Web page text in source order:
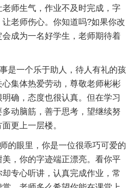
师生气，作业不及时完成，字
老师伤心。你知道吗?如果你改
成为一名好学生，老师期待着
是一个乐于助人，待人有礼的孩
集体热爱劳动，尊敬老师彬彬
确，态度也很认真。但在学习
动脑筋，善于思考，望继续努
更上一层楼。
的眼里，你是一位很乖巧可爱的
，你的字迹端正漂亮。看你平
专心听讲，认真完成作业，常